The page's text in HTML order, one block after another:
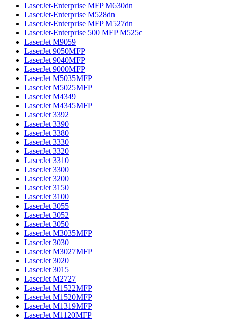
LaserJet-Enterprise MFP M630dn
LaserJet-Enterprise M528dn
LaserJet-Enterprise MFP M527dn
LaserJet-Enterprise 500 MFP M525c
LaserJet M9059
LaserJet 9050MFP
LaserJet 9040MFP
LaserJet 9000MFP
LaserJet M5035MFP
LaserJet M5025MFP
LaserJet M4349
LaserJet M4345MFP
LaserJet 3392
LaserJet 3390
LaserJet 3380
LaserJet 3330
LaserJet 3320
LaserJet 3310
LaserJet 3300
LaserJet 3200
LaserJet 3150
LaserJet 3100
LaserJet 3055
LaserJet 3052
LaserJet 3050
LaserJet M3035MFP
LaserJet 3030
LaserJet M3027MFP
LaserJet 3020
LaserJet 3015
LaserJet M2727
LaserJet M1522MFP
LaserJet M1520MFP
LaserJet M1319MFP
LaserJet M1120MFP